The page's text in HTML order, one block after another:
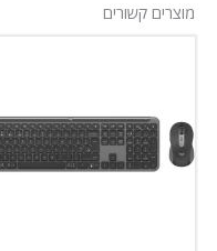
מוצרים קשורים